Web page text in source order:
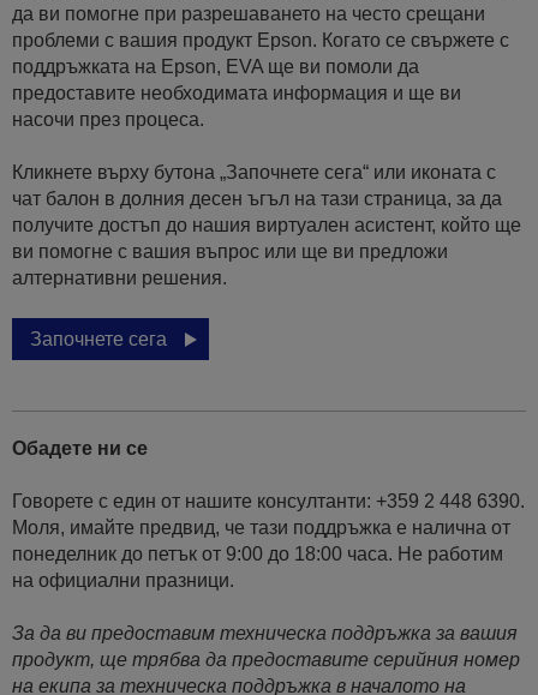
да ви помогне при разрешаването на често срещани
проблеми с вашия продукт Epson. Когато се свържете с
поддръжката на Epson, EVA ще ви помоли да
предоставите необходимата информация и ще ви
насочи през процеса.
Кликнете върху бутона „Започнете сега“ или иконата с
чат балон в долния десен ъгъл на тази страница, за да
получите достъп до нашия виртуален асистент, който ще
ви помогне с вашия въпрос или ще ви предложи
алтернативни решения.
Започнете сега
Обадете ни се
Говорете с един от нашите консултанти: +359 2 448 6390.
Моля, имайте предвид, че тази поддръжка е налична от
понеделник до петък от 9:00 до 18:00 часа. Не работим
на официални празници.
За да ви предоставим техническа поддръжка за вашия
продукт, ще трябва да предоставите серийния номер
на екипа за техническа поддръжка в началото на